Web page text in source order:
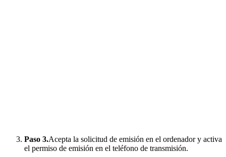
Paso 3.Acepta la solicitud de emisión en el ordenador y activa
el permiso de emisión en el teléfono de transmisión.